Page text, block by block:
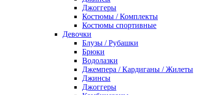
Джоггеры
Костюмы / Комплекты
Костюмы спортивные
Девочки
Блузы / Рубашки
Брюки
Водолазки
Джемпера / Кардиганы / Жилеты
Джинсы
Джоггеры